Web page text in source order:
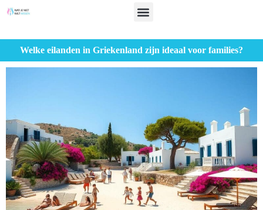
Welke eilanden in Griekenland zijn ideaal voor families?